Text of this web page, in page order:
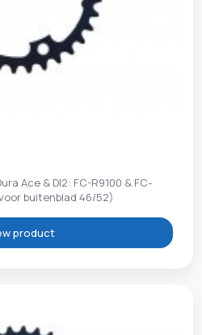
Ace & DI2: FC-R9100 & FC-
buitenblad 46/52)
product